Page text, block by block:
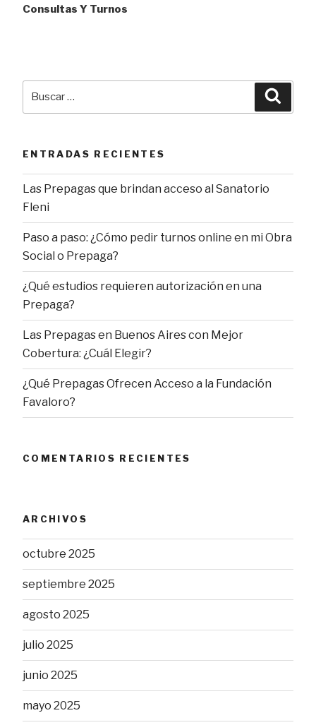
entradas
Consultas Y Turnos
ENTRADAS RECIENTES
Las Prepagas que brindan acceso al Sanatorio
Fleni
Paso a paso: ¿Cómo pedir turnos online en mi Obra
Social o Prepaga?
¿Qué estudios requieren autorización en una
Prepaga?
Las Prepagas en Buenos Aires con Mejor
Cobertura: ¿Cuál Elegir?
¿Qué Prepagas Ofrecen Acceso a la Fundación
Favaloro?
COMENTARIOS RECIENTES
ARCHIVOS
octubre 2025
septiembre 2025
agosto 2025
julio 2025
junio 2025
mayo 2025